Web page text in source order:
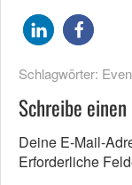
Schlagwörter:
Schreibe
Deine E-Mail-
Erforderliche